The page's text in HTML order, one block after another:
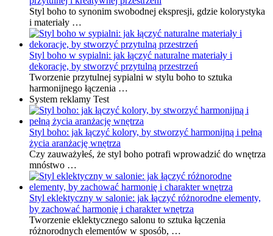
Styl boho to synonim swobodnej ekspresji, gdzie kolorystyka
i materiały …
Styl boho w sypialni: jak łączyć naturalne materiały i
dekoracje, by stworzyć przytulną przestrzeń
Tworzenie przytulnej sypialni w stylu boho to sztuka
harmonijnego łączenia …
System reklamy Test
Styl boho: jak łączyć kolory, by stworzyć harmonijną i pełną
życia aranżację wnętrza
Czy zauważyłeś, że styl boho potrafi wprowadzić do wnętrza
mnóstwo …
Styl eklektyczny w salonie: jak łączyć różnorodne elementy,
by zachować harmonię i charakter wnętrza
Tworzenie eklektycznego salonu to sztuka łączenia
różnorodnych elementów w sposób, …